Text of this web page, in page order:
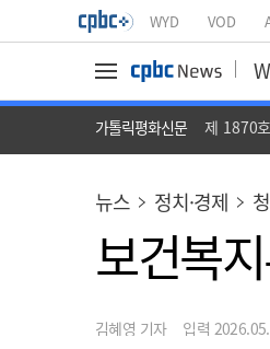
WYD VOD
가톨릭평화신문 제 1870
뉴스 정치·경제
보건복
김혜영 기자 입력